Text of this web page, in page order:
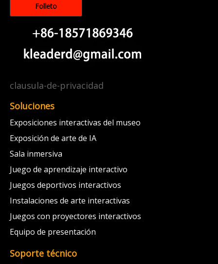
Folleto
clausula-de-privacidad
Soluciones
Exposiciones interactivas del museo
Exposición de arte de IA
Sala inmersiva
Juego de aprendizaje interactivo
Juegos deportivos interactivos
Instalaciones de arte interactivas
Juegos con proyectores interactivos
Equipo de presentación
Soporte técnico